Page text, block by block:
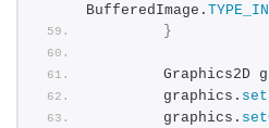
BufferedImage.
}
Graphics2D
        graphics.
        graphics.